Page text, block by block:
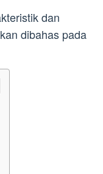
dan
dibahas pada